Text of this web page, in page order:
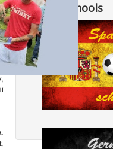
Soccer schools